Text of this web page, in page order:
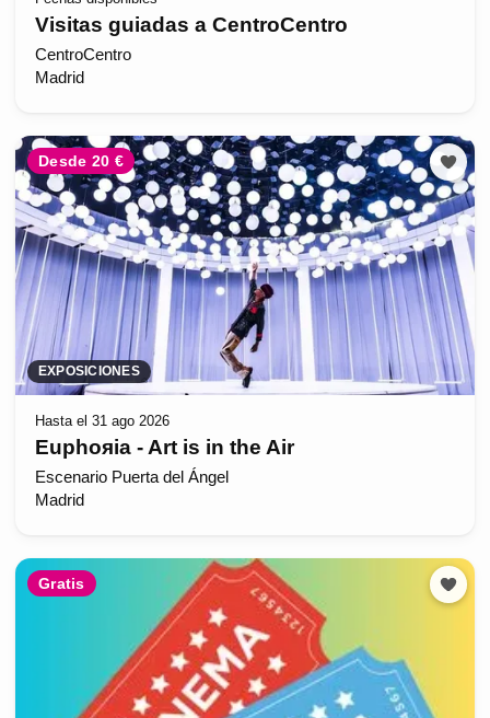
Visitas guiadas a CentroCentro
CentroCentro
Madrid
Desde 20 €
EXPOSICIONES
Hasta el 31 ago 2026
Euphoяia - Art is in the Air
Escenario Puerta del Ángel
Madrid
Gratis